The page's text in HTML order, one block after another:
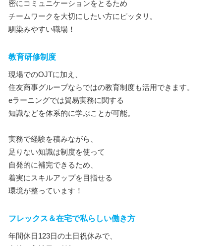
密にコミュニケーションをとるため
チームワークを大切にしたい方にピッタリ。
馴染みやすい職場！
教育研修制度
現場でのOJTに加え、
住友商事グループならではの教育制度も活用できます。
eラーニングでは貿易実務に関する
知識などを体系的に学ぶことが可能。
実務で経験を積みながら、
足りない知識は制度を使って
自発的に補完できるため、
着実にスキルアップを目指せる
環境が整っています！
フレックス＆在宅で私らしい働き方
年間休日123日の土日祝休みで、